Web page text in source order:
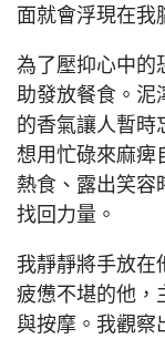
面就會浮現在我
為了壓抑心中的
助發放餐食。泥
的香氣讓人暫時
想用忙碌來麻痺
熱食、露出笑容
找回力量。
我靜靜將手放在
疲憊不堪的他，
與按摩。我觀察